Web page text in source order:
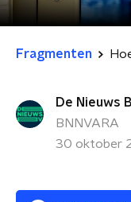
Fragmenten
De Nieuws
BNNVARA
30 oktober